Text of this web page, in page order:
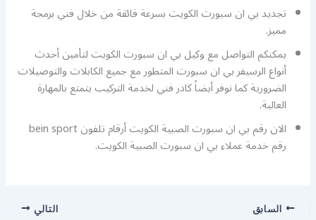
تجديد بي ان سبورت الكويت بسرعة فائقة من خلال فني برمجة
مميز.
يمكنكم التواصل مع وكيل بي ان سبورت الكويت لتأمين أحدث
أنواع الرسيفر بي ان سبورت المتطور مع جميع الكابلات والتوصيلات
الضرورية كما نوفر أيضاً كادر فني لخدمة التركيب يتمتع بالمهارة
العالية.
الان رقم بي ان سبورت الصبية الكويت أرقام تلفون bein sport
رقم خدمة عملاء بي ان سبورت الصبية الكويت.
السابق التالي